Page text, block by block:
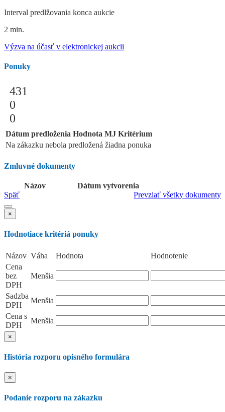
Interval predlžovania konca aukcie
2 min.
Výzva na účasť v elektronickej aukcii
Ponuky
431
0
0
Dátum predloženia Hodnota MJ Kritérium
Na zákazku nebola predložená žiadna ponuka
Zmluvné dokumenty
Názov
Dátum vytvorenia
Prevziať všetky dokumenty
Späť
×
Hodnotiace kritériá ponuky
Názov Váha Hodnota
Hodnotenie
Cena
bez
DPH
Menšia
Sadzba
DPH
Menšia
Cena s
DPH
Menšia
×
História rozporu opisného formulára
×
Podanie rozporu na zákazku